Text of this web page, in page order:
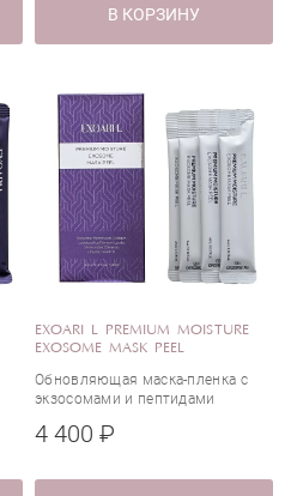
В КОРЗИНУ
EXOARI L PREMIUM MOISTURE
EXOSOME MASK PEEL
Обновляющая маска-пленка с
экзосомами и пептидами
4 400 ₽